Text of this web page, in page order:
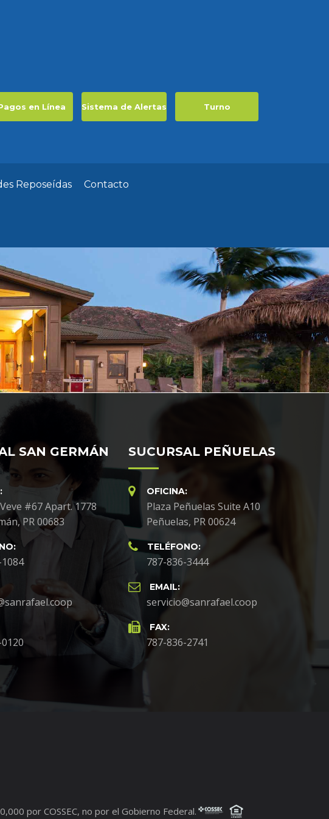
en Línea Sistema de Alertas Turno
Reposeídas Contacto
SAN GERMÁN
#67 Apart. 1778
PR 00683
SUCURSAL PEÑUELAS
OFICINA:
Plaza Peñuelas Suite A10
Peñuelas, PR 00624
TELÉFONO:
787-836-3444
EMAIL:
servicio@sanrafael.coop
FAX:
787-836-2741
por COSSEC, no por el Gobierno Federal.